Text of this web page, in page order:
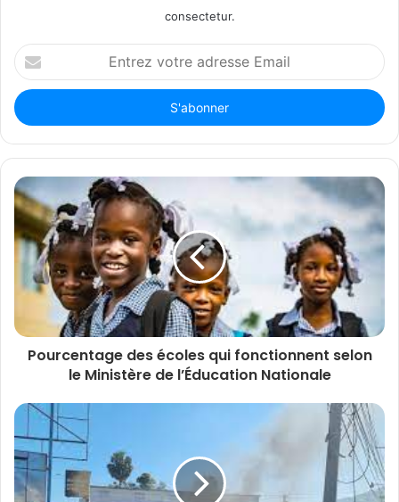
consectetur.
Entrez
votre
adresse
Email
Pourcentage des écoles qui fonctionnent selon
le Ministère de l’Éducation Nationale